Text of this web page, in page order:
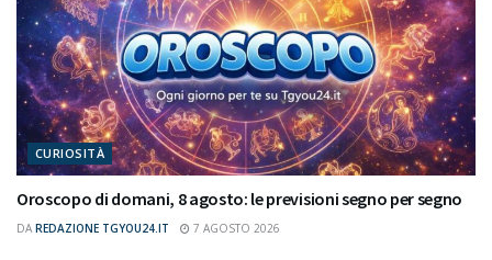
CURIOSITÀ
Oroscopo di domani, 8 agosto: le previsioni segno per segno
DA REDAZIONE TGYOU24.IT 7 AGOSTO 2026